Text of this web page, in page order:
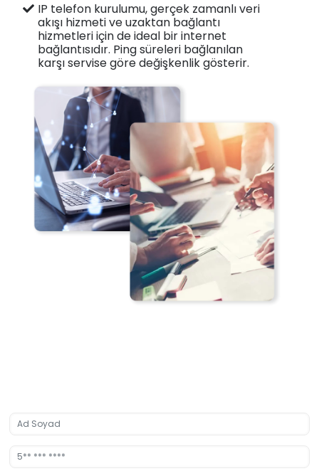
IP telefon kurulumu, gerçek zamanlı veri
akışı hizmeti ve uzaktan bağlantı
hizmetleri için de ideal bir internet
bağlantısıdır. Ping süreleri bağlanılan
karşı servise göre değişkenlik gösterir.